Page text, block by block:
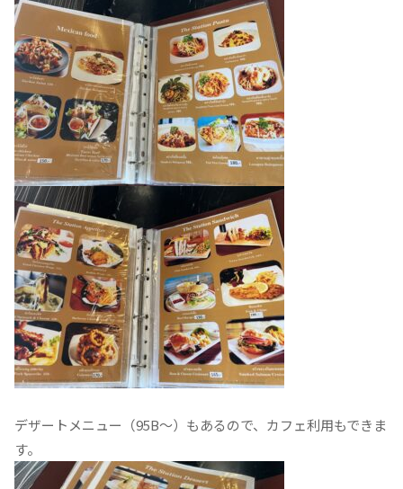
デザートメニュー（95B〜）もあるので、カフェ利用もできま
す。